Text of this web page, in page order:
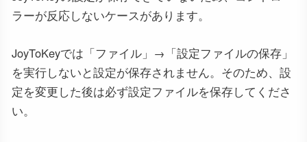
ラーが反応しないケースがあります。
JoyToKeyでは「ファイル」→「設定ファイルの保存」
を実行しないと設定が保存されません。そのため、設
定を変更した後は必ず設定ファイルを保存してくださ
い。